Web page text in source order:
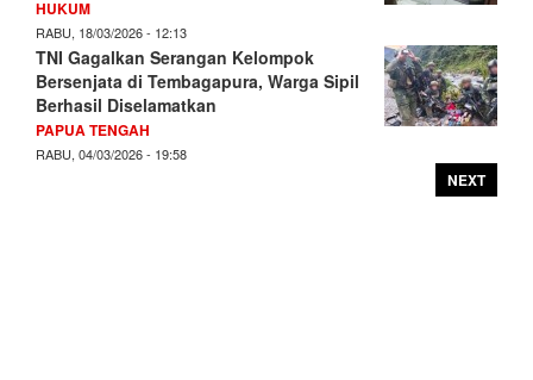
HUKUM
RABU, 18/03/2026 - 12:13
TNI Gagalkan Serangan Kelompok
Bersenjata di Tembagapura, Warga Sipil
Berhasil Diselamatkan
PAPUA TENGAH
RABU, 04/03/2026 - 19:58
NEXT